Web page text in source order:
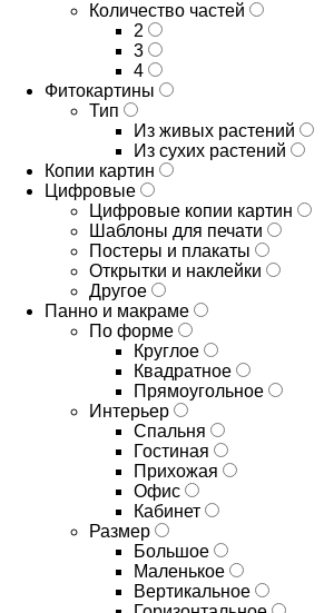
Количество частей
2
3
4
Фитокартины
Тип
Из живых растений
Из сухих растений
Копии картин
Цифровые
Цифровые копии картин
Шаблоны для печати
Постеры и плакаты
Открытки и наклейки
Другое
Панно и макраме
По форме
Круглое
Квадратное
Прямоугольное
Интерьер
Спальня
Гостиная
Прихожая
Офис
Кабинет
Размер
Большое
Маленькое
Вертикальное